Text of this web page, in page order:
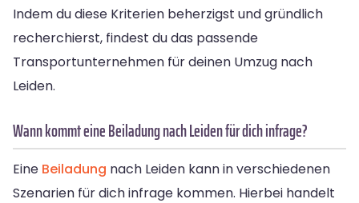
Indem du diese Kriterien beherzigst und gründlich
recherchierst, findest du das passende
Transportunternehmen für deinen Umzug nach
Leiden.
Wann kommt eine Beiladung nach Leiden für dich infrage?
Eine Beiladung nach Leiden kann in verschiedenen
Szenarien für dich infrage kommen. Hierbei handelt